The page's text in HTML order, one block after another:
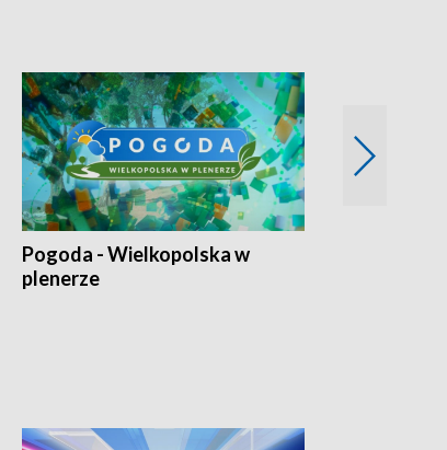
Pogoda - Wielkopolska w
plenerze